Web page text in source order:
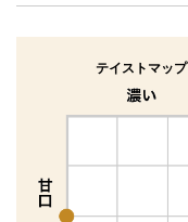
テイストマップ